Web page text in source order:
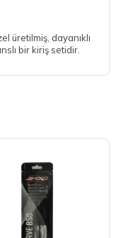
üretilmiş, dayanıklı
bir kiriş setidir.